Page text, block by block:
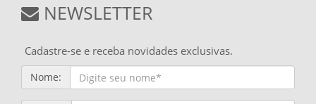
NEWSLETTER
Cadastre-se e receba novidades exclusivas.
Nome: